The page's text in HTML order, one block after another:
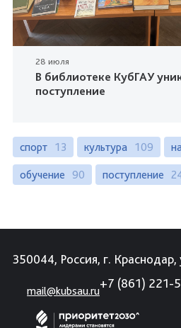
28 июля
В библиотеке КубГАУ
поступление
спорт 13 культура 109
обучение 90 поступление
350044, Россия, г.
mail@kubsau.ru
+7 (861) 221-